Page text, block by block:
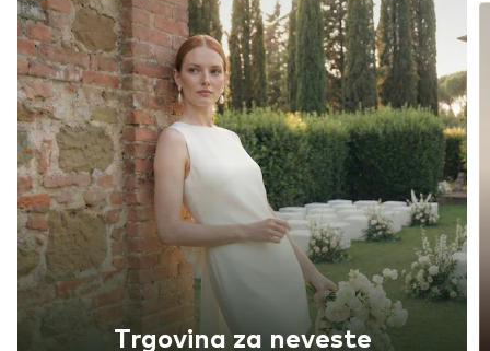
Trgovina za neveste